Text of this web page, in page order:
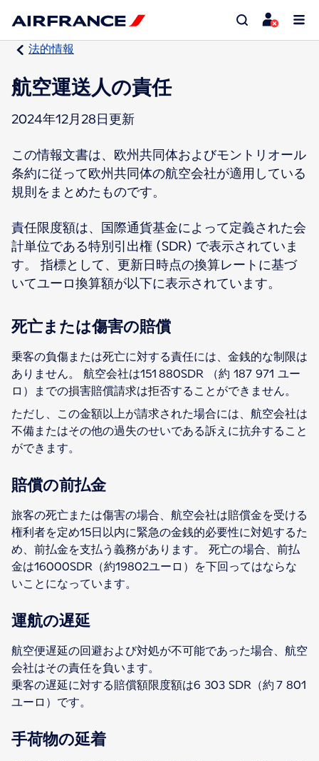
法的情報
航空運送人の責任
2024年12月28日更新
この情報文書は、欧州共同体およびモントリオール
条約に従って欧州共同体の航空会社が適用している
規則をまとめたものです。
責任限度額は、国際通貨基金によって定義された会
計単位である特別引出権 (SDR) で表示されていま
す。 指標として、更新日時点の換算レートに基づ
いてユーロ換算額が以下に表示されています。
死亡または傷害の賠償
乗客の負傷または死亡に対する責任には、金銭的な制限は
ありません。 航空会社は151 880SDR （約 187 971 ユー
ロ）までの損害賠償請求は拒否することができません。
ただし、この金額以上が請求された場合には、航空会社は
不備またはその他の過失のせいである訴えに抗弁すること
ができます。
賠償の前払金
旅客の死亡または傷害の場合、航空会社は賠償金を受ける
権利者を定め15日以内に緊急の金銭的必要性に対処するた
め、前払金を支払う義務があります。 死亡の場合、前払
金は16000SDR（約19802ユーロ）を下回ってはならな
いことになっています。
運航の遅延
航空便遅延の回避および対処が不可能であった場合、航空
会社はその責任を負います。
乗客の遅延に対する賠償額限度額は6 303 SDR（約 7 801
ユーロ）です。
手荷物の延着